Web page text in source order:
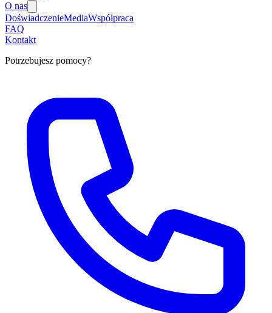
O nas
DoświadczenieMediaWspółpraca
FAQ
Kontakt
Potrzebujesz pomocy?